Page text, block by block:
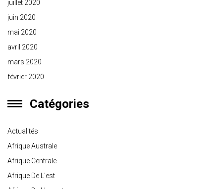
juillet 2020
juin 2020
mai 2020
avril 2020
mars 2020
février 2020
Catégories
Actualités
Afrique Australe
Afrique Centrale
Afrique De L'est